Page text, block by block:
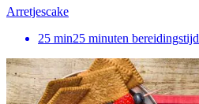
Arretjescake
25 min25 minuten bereidingstijd